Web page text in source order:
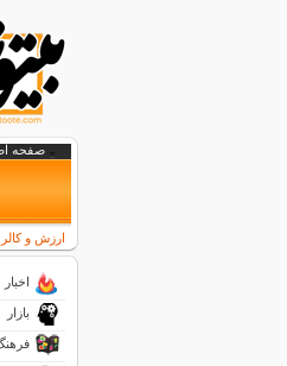
صفحه
ارزش و
اخبار
بازار